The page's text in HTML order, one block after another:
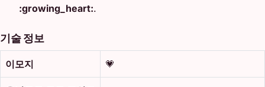
:growing_heart:.
기술 정보
이모지 💗